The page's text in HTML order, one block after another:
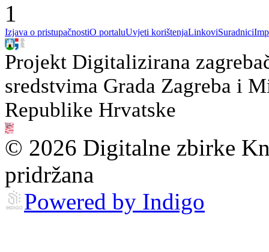
1
Izjava o pristupačnostiO portaluUvjeti korištenjaLinkoviSuradnici
Projekt Digitalizirana
sredstvima Grada Zagreba i
Republike Hrvatske
© 2026 Digitalne zbirke
pridržana
Powered by Indigo